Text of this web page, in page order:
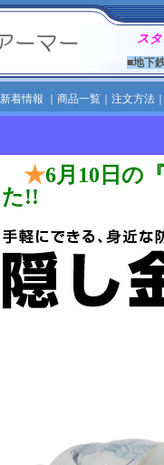
ス
■地下
新着情報 商品一覧｜ 注文方法
★6月10日の
た!!